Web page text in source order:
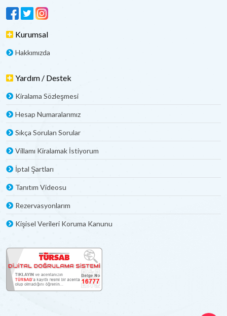
Kurumsal
Hakkımızda
Yardım / Destek
Kiralama Sözleşmesi
Hesap Numaralarımız
Sıkça Sorulan Sorular
Villamı Kiralamak İstiyorum
İptal Şartları
Tanıtım Videosu
Rezervasyonlarım
Kişisel Verileri Koruma Kanunu